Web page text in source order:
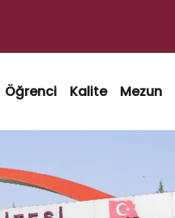
Öğrenci Kalite Mezun